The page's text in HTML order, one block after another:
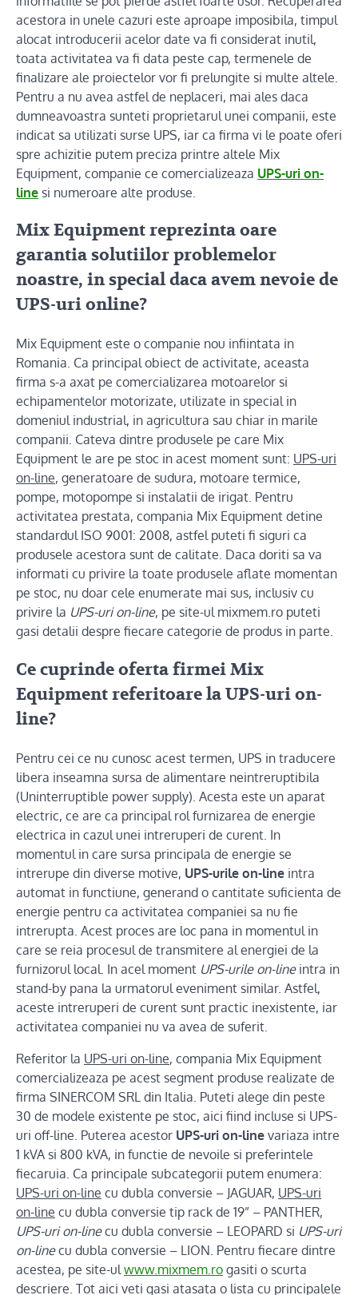
acestora in unele cazuri este aproape imposibila, timpul
alocat introducerii acelor date va fi considerat inutil,
toata activitatea va fi data peste cap, termenele de
finalizare ale proiectelor vor fi prelungite si multe altele.
Pentru a nu avea astfel de neplaceri, mai ales daca
dumneavoastra sunteti proprietarul unei companii, este
indicat sa utilizati surse UPS, iar ca firma vi le poate oferi
spre achizitie putem preciza printre altele Mix
Equipment, companie ce comercializeaza UPS-uri on-
line si numeroare alte produse.
Mix Equipment reprezinta oare
garantia solutiilor problemelor
noastre, in special daca avem nevoie de
UPS-uri online?
Mix Equipment este o companie nou infiintata in
Romania. Ca principal obiect de activitate, aceasta
firma s-a axat pe comercializarea motoarelor si
echipamentelor motorizate, utilizate in special in
domeniul industrial, in agricultura sau chiar in marile
companii. Cateva dintre produsele pe care Mix
Equipment le are pe stoc in acest moment sunt: UPS-uri
on-line, generatoare de sudura, motoare termice,
pompe, motopompe si instalatii de irigat. Pentru
activitatea prestata, compania Mix Equipment detine
standardul ISO 9001: 2008, astfel puteti fi siguri ca
produsele acestora sunt de calitate. Daca doriti sa va
informati cu privire la toate produsele aflate momentan
pe stoc, nu doar cele enumerate mai sus, inclusiv cu
privire la UPS-uri on-line, pe site-ul mixmem.ro puteti
gasi detalii despre fiecare categorie de produs in parte.
Ce cuprinde oferta firmei Mix
Equipment referitoare la UPS-uri on-
line?
Pentru cei ce nu cunosc acest termen, UPS in traducere
libera inseamna sursa de alimentare neintreruptibila
(Uninterruptible power supply). Acesta este un aparat
electric, ce are ca principal rol furnizarea de energie
electrica in cazul unei intreruperi de curent. In
momentul in care sursa principala de energie se
intrerupe din diverse motive, UPS-urile on-line intra
automat in functiune, generand o cantitate suficienta de
energie pentru ca activitatea companiei sa nu fie
intrerupta. Acest proces are loc pana in momentul in
care se reia procesul de transmitere al energiei de la
furnizorul local. In acel moment UPS-urile on-lineintra in
stand-by pana la urmatorul eveniment similar. Astfel,
aceste intreruperi de curent sunt practic inexistente, iar
activitatea companiei nu va avea de suferit.
Referitor la UPS-uri on-line, compania Mix Equipment
comercializeaza pe acest segment produse realizate de
firma SINERCOM SRL din Italia. Puteti alege din peste
30 de modele existente pe stoc, aici fiind incluse si UPS-
uri off-line. Puterea acestor UPS-uri on-line variaza intre
1 kVA si 800 kVA, in functie de nevoile si preferintele
fiecaruia. Ca principale subcategorii putem enumera:
UPS-uri on-line cu dubla conversie – JAGUAR, UPS-uri
on-line cu dubla conversie tip rack de 19” – PANTHER,
UPS-uri on-linecu dubla conversie – LEOPARD si UPS-uri
on-linecu dubla conversie – LION. Pentru fiecare dintre
acestea, pe site-ul www.mixmem.ro gasiti o scurta
descriere. Tot aici veti gasi atasata o lista cu principalele